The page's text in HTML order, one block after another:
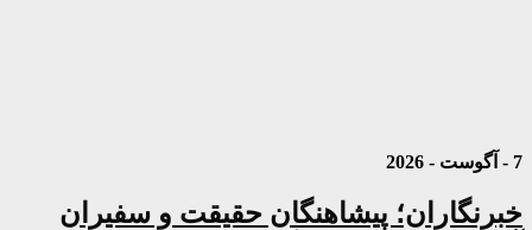
7 - آگوست - 2026
خبرنگاران؛ پیشاهنگان حقیقت و سفیران